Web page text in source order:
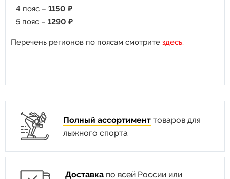
4 пояс – 1150 ₽
5 пояс – 1290 ₽
Перечень регионов по поясам смотрите здесь.
Полный ассортимент товаров для
лыжного спорта
Доставка по всей России или